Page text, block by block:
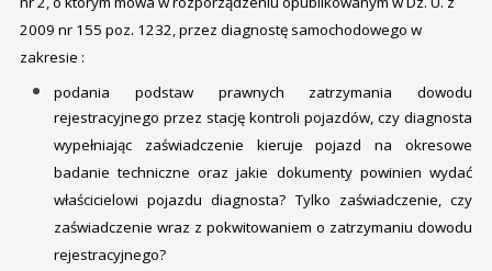
2009 nr 155 poz. 1232, przez diagnostę samochodowego w
zakresie :
podania podstaw prawnych zatrzymania dowodu
rejestracyjnego przez stację kontroli pojazdów, czy diagnosta
wypełniając zaświadczenie kieruje pojazd na okresowe
badanie techniczne oraz jakie dokumenty powinien wydać
właścicielowi pojazdu diagnosta? Tylko zaświadczenie, czy
zaświadczenie wraz z pokwitowaniem o zatrzymaniu dowodu
rejestracyjnego?